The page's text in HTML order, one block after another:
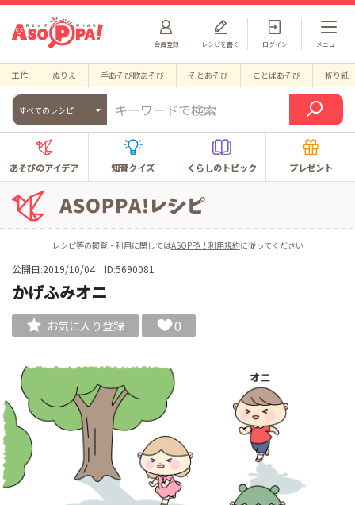
会員登録 ログイン
レシピを書く メニュー
工作 ぬりえ 手あそび歌あそび そとあそび ことばあそび 折り紙
すべてのレシピ
あそびのアイデア 知育クイズ くらしのトピック プレゼント
レシピ等の閲覧・利用に関してはASOPPA！利用規約に従ってください
公開日:2019/10/04 ID:5690081
かげふみオニ
お気に入り登録 0